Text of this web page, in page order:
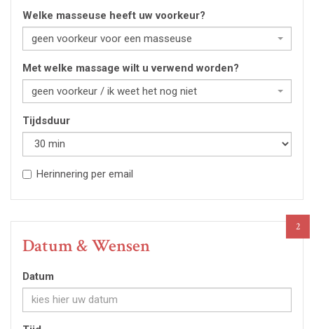
Welke masseuse heeft uw voorkeur?
geen voorkeur voor een masseuse
Met welke massage wilt u verwend worden?
geen voorkeur / ik weet het nog niet
Tijdsduur
Herinnering per email
2
Datum & Wensen
Datum